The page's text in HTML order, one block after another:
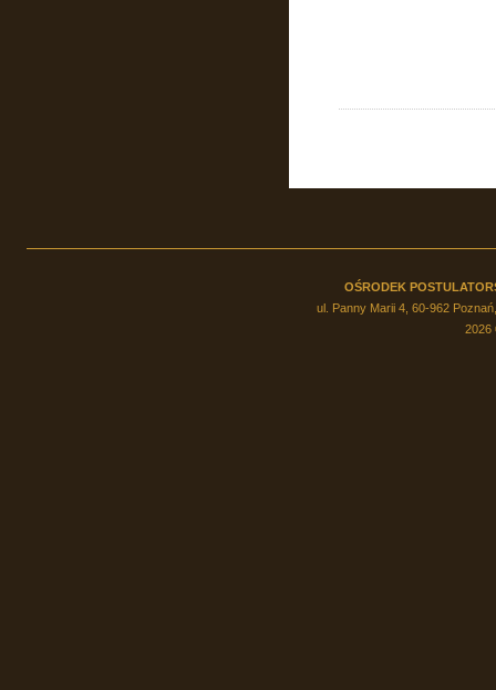
OŚRODEK
ul. Panny Marii 4, 60-962
2026